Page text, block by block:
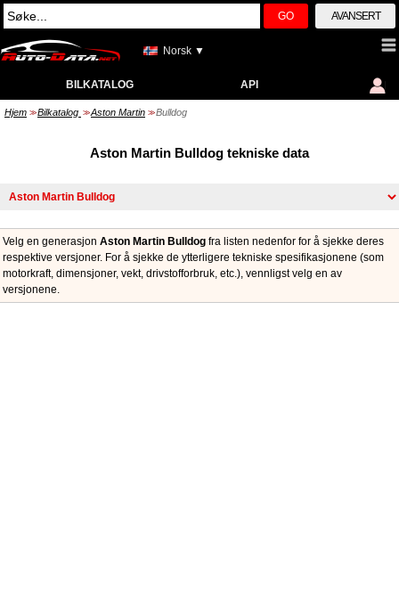
GO AVANSERT
Norsk ▼
BILKATALOG API
Hjem >> Bilkatalog >> Aston Martin >> Bulldog
Aston Martin Bulldog tekniske data
Velg en generasjon Aston Martin Bulldog fra listen nedenfor for å sjekke deres
respektive versjoner. For å sjekke de ytterligere tekniske spesifikasjonene (som
motorkraft, dimensjoner, vekt, drivstofforbruk, etc.), vennligst velg en av
versjonene.